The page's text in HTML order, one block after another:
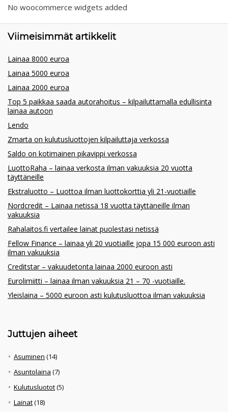
No woocommerce widgets added
Viimeisimmät artikkelit
Lainaa 8000 euroa
Lainaa 5000 euroa
Lainaa 2000 euroa
Top 5 paikkaa saada autorahoitus – kilpailuttamalla edullisinta
lainaa autoon
Lendo
Zmarta on kulutusluottojen kilpailuttaja verkossa
Saldo on kotimainen pikavippi verkossa
LuottoRaha – lainaa verkosta ilman vakuuksia 20 vuotta
täyttäneille
Ekstraluotto – Luottoa ilman luottokorttia yli 21-vuotiaille
Nordcredit – Lainaa netissä 18 vuotta täyttäneille ilman
vakuuksia
Rahalaitos.fi vertailee lainat puolestasi netissä
Fellow Finance – lainaa yli 20 vuotiaille jopa 15 000 euroon asti
ilman vakuuksia
Creditstar – vakuudetonta lainaa 2000 euroon asti
Eurolimiitti – lainaa ilman vakuuksia 21 – 70 -vuotiaille.
Yleislaina – 5000 euroon asti kulutusluottoa ilman vakuuksia
Juttujen aiheet
Asuminen (14)
Asuntolaina (7)
Kulutusluotot(5)
Lainat(18)